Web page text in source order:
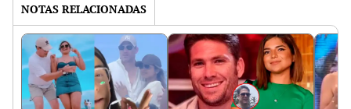
NOTAS RELACIONADAS